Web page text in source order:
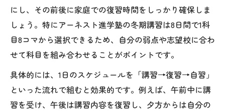
にし、その前後に家庭での復習時間をしっかり確保しま
しょう。特にアーネスト進学塾の冬期講習は8日間で1科
目8コマから選択できるため、自分の弱点や志望校に合わ
せて科目を組み合わせることがポイントです。
具体的には、1日のスケジュールを「講習→復習→自習」
といった流れで組むと効果的です。例えば、午前中に講
習を受け、午後は講習内容を復習し、夕方からは自分の